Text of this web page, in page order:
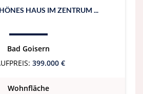
HAUS IM ZENTRUM ...
Bad Goisern
399.000 €
Wohnfläche